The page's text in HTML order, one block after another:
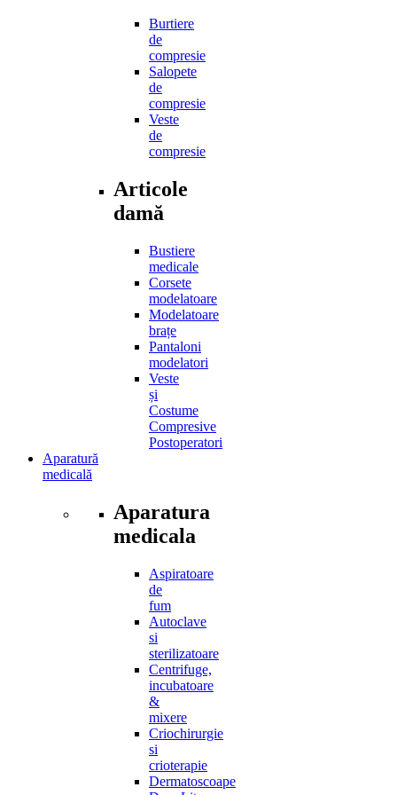
Burtiere
de
compresie
Salopete
de
compresie
Veste
de
compresie
Articole
damă
Bustiere
medicale
Corsete
modelatoare
Modelatoare
brațe
Pantaloni
modelatori
Veste
și
Costume
Compresive
Postoperatori
Aparatură
medicală
Aparatura
medicala
Aspiratoare
de
fum
Autoclave
si
sterilizatoare
Centrifuge,
incubatoare
&
mixere
Criochirurgie
si
crioterapie
Dermatoscoape